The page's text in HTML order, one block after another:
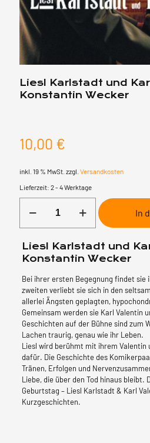
Liesl Karlstadt und
Konstantin Wecker
10,00 €
inkl. 19 % MwSt. zzgl. Versandkosten
Lieferzeit: 2 - 4 Werktage
Karlstadt
Valentin
Wecker
Menge
In
Liesl Karlstadt und
Konstantin Wecker
Bei ihrer ersten Begegnung findet sie
zweiten verliebt sie sich in den
allerlei Ängsten geplagten,
Gemeinsam werden sie Karl Valentin
Geschichten auf der Bühne sind zum
Lachen traurig, genau wie ihr Leben.
Liesl wird berühmt mit ihrem Valentin
dafür. Die Geschichte des
Tränen, Erfolgen und
Liebe, die über den Tod hinaus bleibt.
Geburtstag – Liesl Karlstadt & Karl
Kurzgeschichten.